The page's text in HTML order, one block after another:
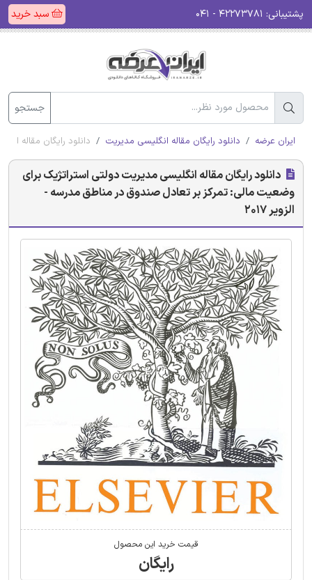
پشتیبانی: سبد خرید
جستجو
ایران عرضه دانلود رایگان مقاله انگلیسی مدیریت دانلود رایگان مقاله
دانلود رایگان مقاله انگلیسی مدیریت دولتی استراتژیک برای
وضعیت مالی: تمرکز بر تعادل صندوق در مناطق مدرسه -
الزویر 2017
قیمت خرید این محصول
رایگان